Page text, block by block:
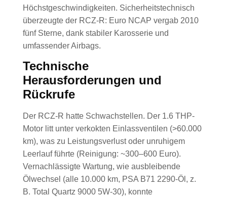
Höchstgeschwindigkeiten. Sicherheitstechnisch
überzeugte der RCZ-R: Euro NCAP vergab 2010
fünf Sterne, dank stabiler Karosserie und
umfassender Airbags.
Technische
Herausforderungen und
Rückrufe
Der RCZ-R hatte Schwachstellen. Der 1.6 THP-
Motor litt unter verkokten Einlassventilen (>60.000
km), was zu Leistungsverlust oder unruhigem
Leerlauf führte (Reinigung: ~300–600 Euro).
Vernachlässigte Wartung, wie ausbleibende
Ölwechsel (alle 10.000 km, PSA B71 2290-Öl, z.
B. Total Quartz 9000 5W-30), konnte